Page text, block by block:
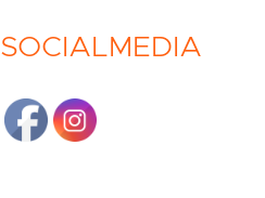
SOCIALMEDIA